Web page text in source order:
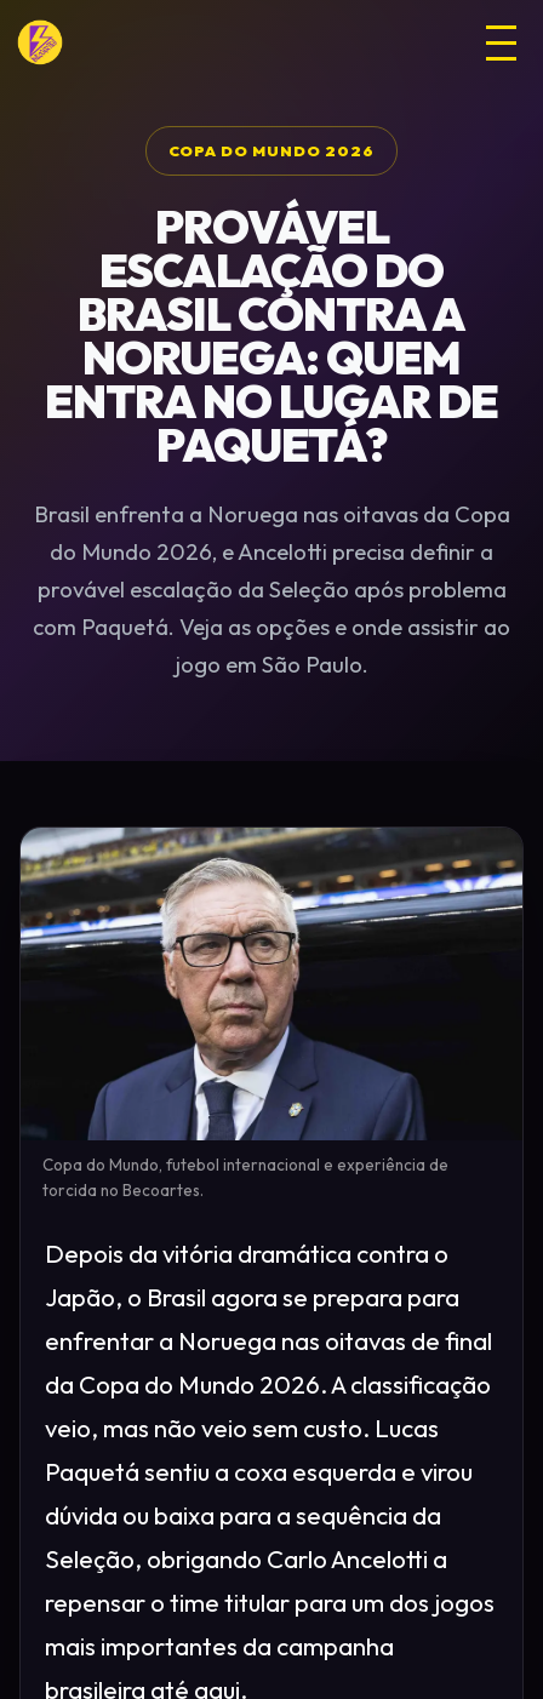
COPA DO MUNDO 2026
PROVÁVEL
ESCALAÇÃO DO
BRASIL CONTRA A
NORUEGA: QUEM
ENTRA NO LUGAR DE
PAQUETÁ?
Brasil enfrenta a Noruega nas oitavas da Copa
do Mundo 2026, e Ancelotti precisa definir a
provável escalação da Seleção após problema
com Paquetá. Veja as opções e onde assistir ao
jogo em São Paulo.
Copa do Mundo, futebol internacional e experiência de
torcida no Becoartes.
Depois da vitória dramática contra o
Japão, o Brasil agora se prepara para
enfrentar a Noruega nas oitavas de final
da Copa do Mundo 2026. A classificação
veio, mas não veio sem custo. Lucas
Paquetá sentiu a coxa esquerda e virou
dúvida ou baixa para a sequência da
Seleção, obrigando Carlo Ancelotti a
repensar o time titular para um dos jogos
mais importantes da campanha
brasileira até aqui.